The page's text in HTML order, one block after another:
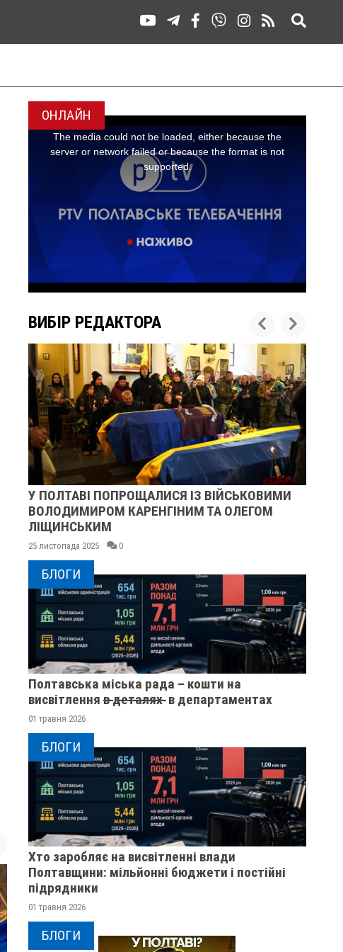
ОНЛАЙН
ВИБІР РЕДАКТОРА
У ПОЛТАВІ ПОПРОЩАЛИСЯ ІЗ ВІЙСЬКОВИМИ
ВОЛОДИМИРОМ КАРЕНГІНИМ ТА ОЛЕГОМ
ЛІЩИНСЬКИМ
25 листопада 2025 0
БЛОГИ
Полтавська міська рада – кошти на
висвітлення в̶ ̶д̶е̶т̶а̶л̶я̶х̶ ̶ в департаментах
01 травня 2026
БЛОГИ
Хто заробляє на висвітленні влади
Полтавщини: мільйонні бюджети і постійні
підрядники
01 травня 2026
БЛОГИ